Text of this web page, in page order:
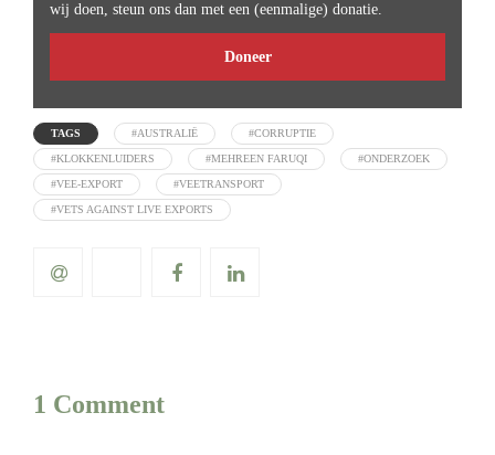
wij doen, steun ons dan met een (eenmalige) donatie.
Doneer
TAGS #AUSTRALIË #CORRUPTIE
#KLOKKENLUIDERS #MEHREEN FARUQI #ONDERZOEK
#VEE-EXPORT #VEETRANSPORT
#VETS AGAINST LIVE EXPORTS
1 Comment